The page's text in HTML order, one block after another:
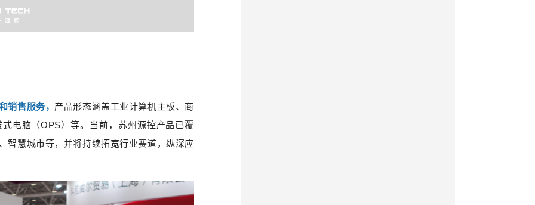
销售服务， 产品形态涵盖工业计算机主板、商
电脑（OPS）等。当前，苏州源控产品已覆
智慧城市等，并将持续拓宽行业赛道，纵深应